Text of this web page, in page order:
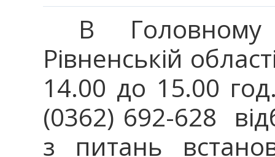
В Головному
Рівненській
14.00 до 15.00
(0362) 692-628
з питань